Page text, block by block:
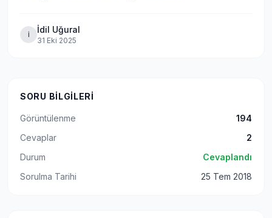
İ İdil Uğural
31 Eki 2025
SORU BILGILERI
Görüntülenme
194
Cevaplar
2
Durum
Cevaplandı
Sorulma Tarihi
25 Tem 2018